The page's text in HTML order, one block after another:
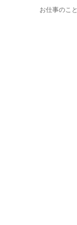
稿
日:
カ
お仕事のこと